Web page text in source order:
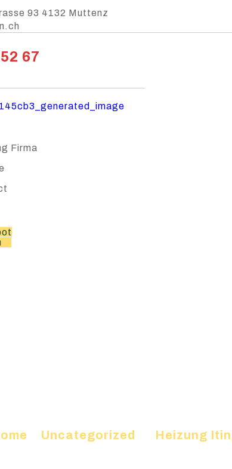
93 4132 Muttenz
67
Firma
Uncategorized Heizung